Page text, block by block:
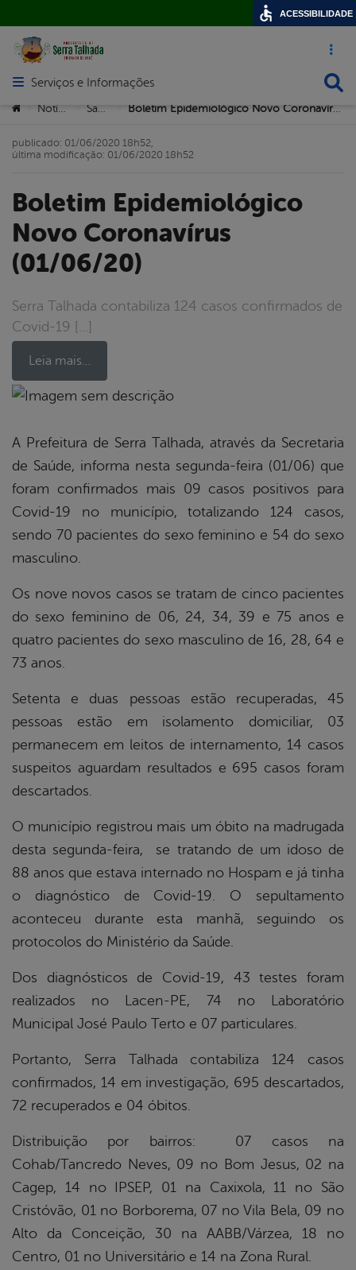
Acesso
Abrir menu principal de navegação
Serviços e Informações
Você está aqui:
> Notícias > >
Boletim Epidemiológico
Novo Coronavírus
(01/06/20)
Serra Talhada contabiliza 124 casos confirmados de
Covid-19 […]
Leia mais…
publicado: 01/06/2020 18h52,
última modificação: 01/06/2020 18h52
A Prefeitura de Serra Talhada, através da Secretaria
de Saúde, informa nesta segunda-feira (01/06) que
foram confirmados mais 09 casos positivos para
Covid-19 no município, totalizando 124 casos,
sendo 70 pacientes do sexo feminino e 54 do sexo
masculino.
Os nove novos casos se tratam de cinco pacientes
do sexo feminino de 06, 24, 34, 39 e 75 anos e
quatro pacientes do sexo masculino de 16, 28, 64 e
73 anos.
Setenta e duas pessoas estão recuperadas, 45
pessoas estão em isolamento domiciliar, 03
permanecem em leitos de internamento, 14 casos
suspeitos aguardam resultados e 695 casos foram
descartados.
O município registrou mais um óbito na madrugada
desta segunda-feira, se tratando de um idoso de
88 anos que estava internado no Hospam e já tinha
o diagnóstico de Covid-19. O sepultamento
aconteceu durante esta manhã, seguindo os
protocolos do Ministério da Saúde.
Dos diagnósticos de Covid-19, 43 testes foram
realizados no Lacen-PE, 74 no Laboratório
Municipal José Paulo Terto e 07 particulares.
Portanto, Serra Talhada contabiliza 124 casos
confirmados, 14 em investigação, 695 descartados,
72 recuperados e 04 óbitos.
Distribuição por bairros: 07 casos na
Cohab/Tancredo Neves, 09 no Bom Jesus, 02 na
Cagep, 14 no IPSEP, 01 na Caxixola, 11 no São
Cristóvão, 01 no Borborema, 07 no Vila Bela, 09 no
Alto da Conceição, 30 na AABB/Várzea, 18 no
Centro, 01 no Universitário e 14 na Zona Rural.
ACESSIBILIDADE